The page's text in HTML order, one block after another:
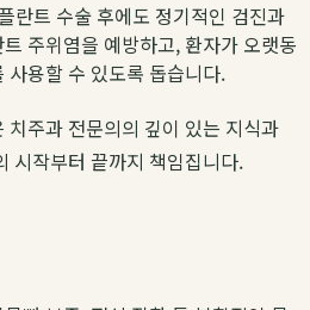
란트 수술 후에도 정기적인 검진과
주위염을 예방하고, 환자가 오랫동
사용할 수 있도록 돕습니다.
치주과 전문의의 깊이 있는 지식과
시작부터 끝까지 책임집니다.